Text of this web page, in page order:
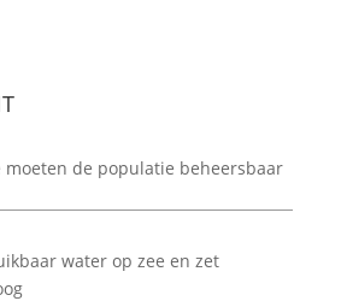
moeten de populatie beheersbaar
water op zee en zet